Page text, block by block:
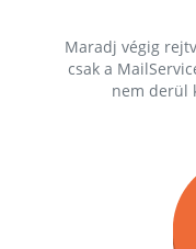
Maradj végig
csak a
nem derül